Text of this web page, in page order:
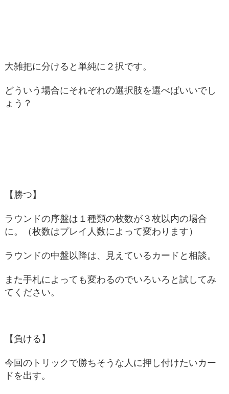
大雑把に分けると単純に２択です。
どういう場合にそれぞれの選択肢を選べばいいでし
ょう？
【勝つ】
ラウンドの序盤は１種類の枚数が３枚以内の場合
に。（枚数はプレイ人数によって変わります）
ラウンドの中盤以降は、見えているカードと相談。
また手札によっても変わるのでいろいろと試してみ
てください。
【負ける】
今回のトリックで勝ちそうな人に押し付けたいカー
ドを出す。